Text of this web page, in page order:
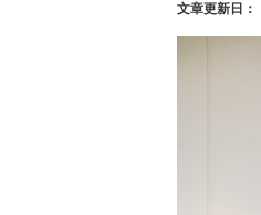
文章更新日：